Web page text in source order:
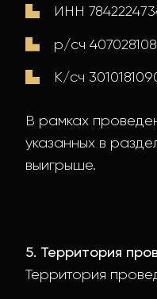
ИНН
р/сч
К/сч
В рамках
указанных в
выигрыше.
5. Территория
Территория